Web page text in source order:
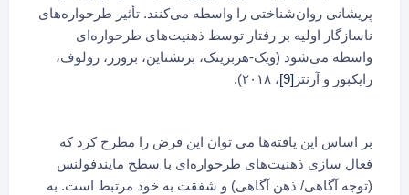
پریشانی روان‌شناختی را واسطه می‌کنند. تأثیر طرحواره‌های
ناسازگار اولیه بر رفتار توسط ذهنیت‌های طرحواره‌ای
واسطه می‌شود (ویک-هربرینک، برنشتاین، برورز، رولوف،
رایکبور و آرنتز [9] ، ۲۰۱۸).
بر اساس این یافته‌ها می توان این فرض را مطرح کرد که
فعال سازی ذهنیت‌های طرحواره‌ای با سطح مایندفولنس
(توجه آگاهی/ ذهن آگاهی) و شفقت به خود مرتبط است. به